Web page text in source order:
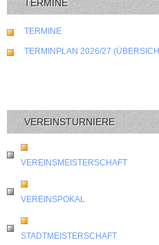
TERMINE
TERMINE
TERMINPLAN 2026/27
VEREINSTURNIERE
VEREINSMEISTERSCHAFT
VEREINSPOKAL
STADTMEISTERSCHAFT